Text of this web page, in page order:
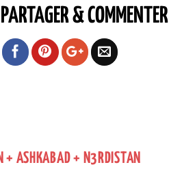
PARTAGER & COMMENTER
+ ASHKABAD + N3RDISTAN